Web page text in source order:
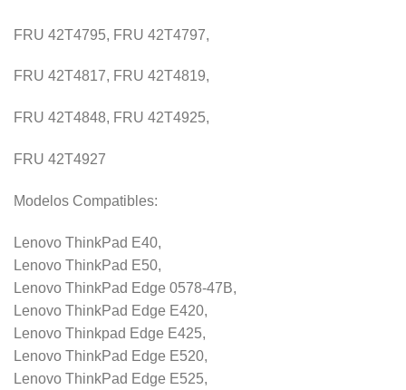
FRU 42T4795, FRU 42T4797,
FRU 42T4817, FRU 42T4819,
FRU 42T4848, FRU 42T4925,
FRU 42T4927
Modelos Compatibles:
Lenovo ThinkPad E40,
Lenovo ThinkPad E50,
Lenovo ThinkPad Edge 0578-47B,
Lenovo ThinkPad Edge E420,
Lenovo Thinkpad Edge E425,
Lenovo ThinkPad Edge E520,
Lenovo ThinkPad Edge E525,